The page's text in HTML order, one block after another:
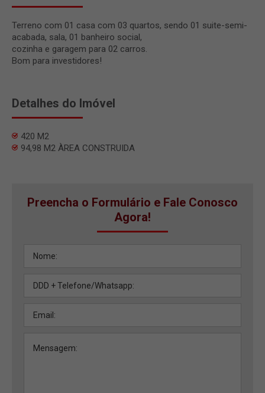
Terreno com 01 casa com 03 quartos, sendo 01 suite-semi-
acabada, sala, 01 banheiro social,
cozinha e garagem para 02 carros.
Bom para investidores!
Detalhes do Imóvel
420 M2
94,98 M2 ÀREA CONSTRUIDA
Preencha o Formulário e Fale Conosco
Agora!